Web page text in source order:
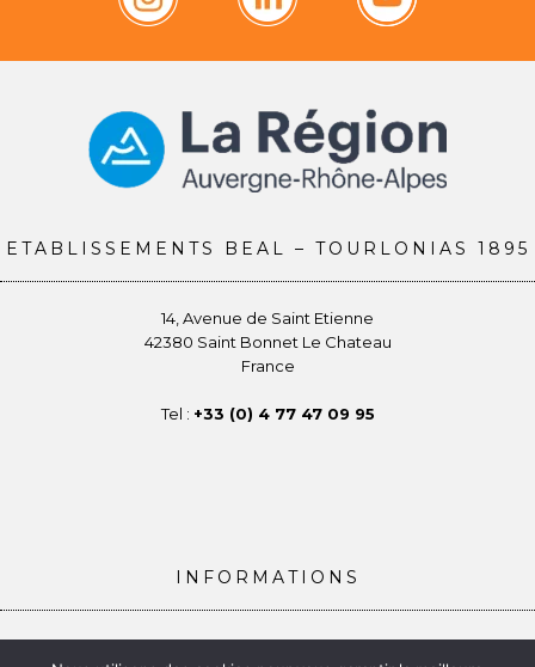
ETABLISSEMENTS BEAL – TOURLONIAS 1895
14, Avenue de Saint Etienne
42380 Saint Bonnet Le Chateau
France
Tel : +33 (0) 4 77 47 09 95
INFORMATIONS